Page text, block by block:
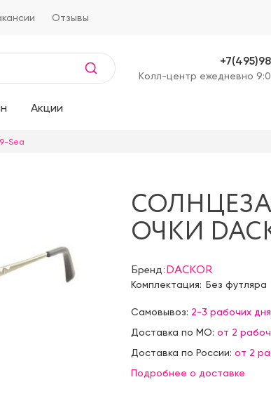
Отзывы
Kолл-центр ежедневно
Акции
Sea
ОЧКИ
Бренд:DACKOR
Комплектация: Без футляра
Самовывоз: 2-3 рабочих дня
Доставка по МО: от 2
Доставка по России: от 2
Подробнее о доставке